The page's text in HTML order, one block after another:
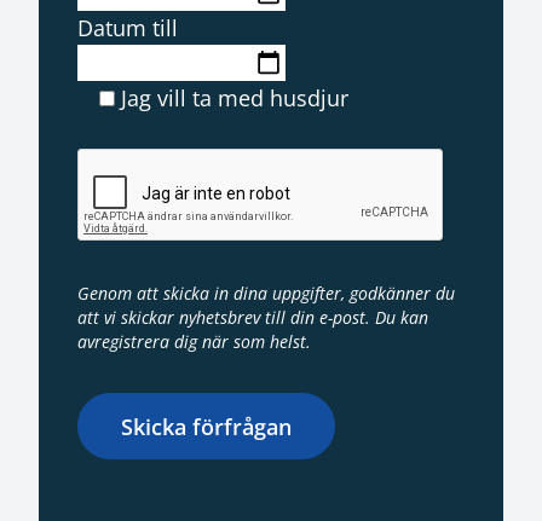
Datum till
Jag vill ta med husdjur
Genom att skicka in dina uppgifter, godkänner du
att vi skickar nyhetsbrev till din e-post. Du kan
avregistrera dig när som helst.